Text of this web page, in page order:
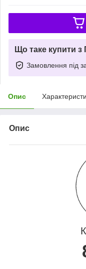
Що таке купити
Замовлення під
Опис
Опис